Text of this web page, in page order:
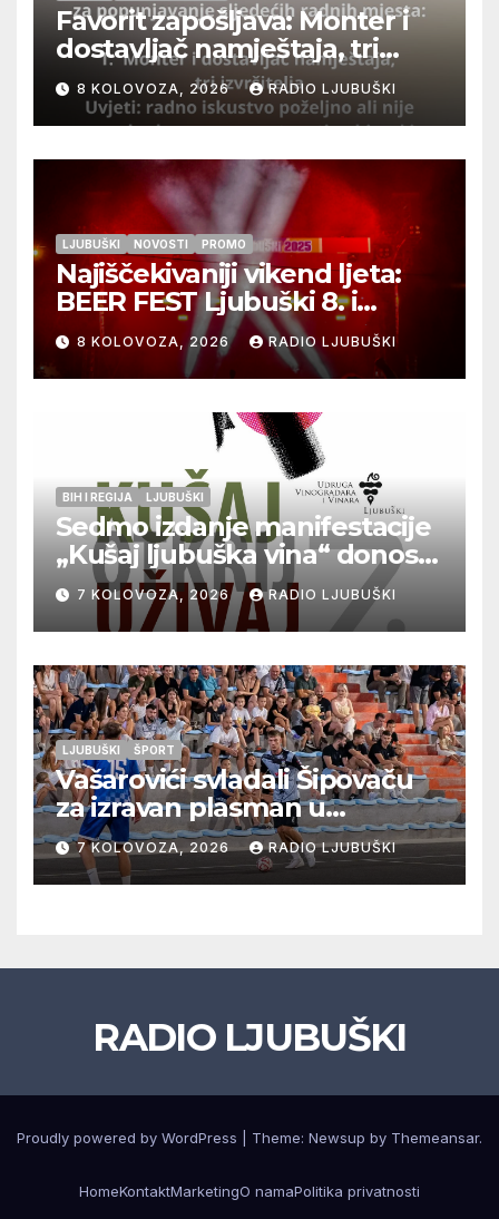
Favorit zapošljava: Monter i
dostavljač namještaja, tri
izvršitelja
8 KOLOVOZA, 2026 RADIO LJUBUŠKI
LJUBUŠKI NOVOSTI PROMO
Najiščekivaniji vikend ljeta:
BEER FEST Ljubuški 8. i
9.kolovoza
8 KOLOVOZA, 2026 RADIO LJUBUŠKI
BIH I REGIJA LJUBUŠKI
Sedmo izdanje manifestacije
„Kušaj ljubuška vina“ donosi
vrhunska vina, gastronomiju i
glazbu
7 KOLOVOZA, 2026 RADIO LJUBUŠKI
LJUBUŠKI ŠPORT
Vašarovići svladali Šipovaču
za izravan plasman u
četvrtfinale, Grab izborio
prolazak dalje, Klobuk ispao,
večeras počinje četvrtfinale
7 KOLOVOZA, 2026 RADIO LJUBUŠKI
RADIO LJUBUŠKI
Proudly powered by WordPress Theme: Newsup by Themeansar.
HomeKontaktMarketingO namaPolitika privatnosti